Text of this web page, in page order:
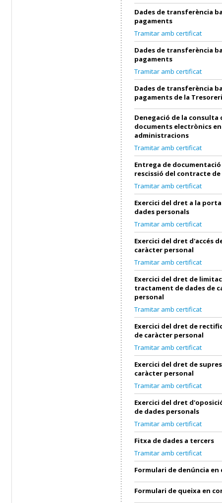
Dades de transferència
pagaments
Tramitar amb certificat
Dades de transferència
pagaments
Tramitar amb certificat
Dades de transferència
pagaments de la
Denegació de la consulta
documents electrònics
administracions
Tramitar amb certificat
Entrega de documentació
rescissió del contracte
Tramitar amb certificat
Exercici del dret a la
dades personals
Tramitar amb certificat
Exercici del dret d'accés
caràcter personal
Tramitar amb certificat
Exercici del dret de
tractament de dades de
personal
Tramitar amb certificat
Exercici del dret de
de caràcter personal
Tramitar amb certificat
Exercici del dret de
caràcter personal
Tramitar amb certificat
Exercici del dret
de dades personals
Tramitar amb certificat
Fitxa de dades a tercers
Tramitar amb certificat
Formulari de denúncia en
Formulari de queixa en